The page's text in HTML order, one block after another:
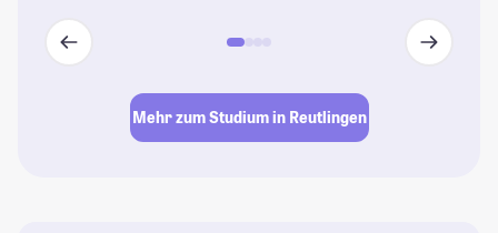
Mehr zum Studium in Reutlingen